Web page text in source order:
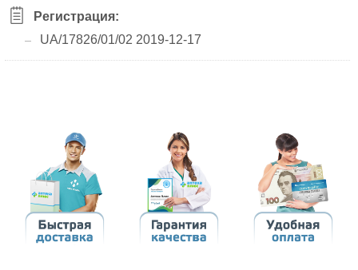
Регистрация:
UA/17826/01/02 2019-12-17